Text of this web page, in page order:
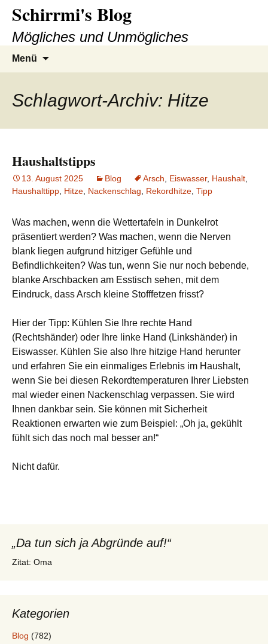
Inhalt
springen
Schirrmi's Blog
Mögliches und Unmögliches
Menü
Schlagwort-Archiv: Hitze
Haushaltstipps
13. August 2025 Blog Arsch Eiswasser, Haushalt
Haushalttipp Hitze Nackenschlag Rekordhitze Tipp
Was machen, wenn die Wettertafeln in Dunkelrot
präsentiert werden? Was machen, wenn die Nerven
blank liegen aufgrund hitziger Gefühle und
Befindlichkeiten? Was tun, wenn Sie nur noch bebende,
blanke Arschbacken am Esstisch sehen, mit dem
Eindruck, dass Arsch kleine Stofffetzen frisst?
Hier der Tipp: Kühlen Sie Ihre rechte Hand
(Rechtshänder) oder Ihre linke Hand (Linkshänder) in
Eiswasser. Kühlen Sie also Ihre hitzige Hand herunter
und erfahren Sie ein einmaliges Erlebnis im Haushalt,
wenn Sie bei diesen Rekordtemperaturen Ihrer Liebsten
mal wieder einen Nackenschlag verpassen. Sie wird
Ihnen dankbar sein. Sie können mit Sicherheit
Reaktionen erwarten wie zum Beispiel: „Oh ja, gekühlt
fühlt sich das noch mal besser an!“
Nicht dafür.
„Da tun sich ja Abgründe auf!“
Zitat: Oma
Kategorien
Blog (782)